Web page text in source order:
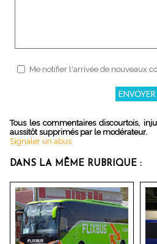
Me notifier l'arrivée de nouveaux
Tous les commentaires discourtois,
aussitôt supprimés par le modérateur.
Signaler un abus
DANS LA MÊME RUBRIQUE :